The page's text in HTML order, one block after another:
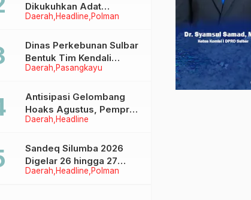
Daerah Headline Polman
Dikukuhkan Adat
Balanipa, Raih Gelar Sulo
Daerah Pasangkayu
Dinas Perkebunan Sulbar
Bentuk Tim Kendali
Internal ICS untuk Dukung
di Pasangkayu
Daerah Headline
Antisipasi Gelombang
Hoaks Agustus, Pemprov
Sulbar Ajak Warga Jaga
Daerah Headline Polman
Sandeq Silumba 2026
Digelar 26 hingga 27
September, Rangkaian